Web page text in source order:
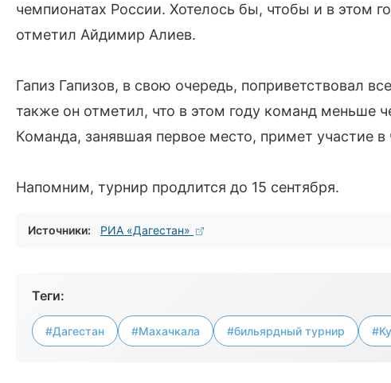
чемпионатах России. Хотелось бы, чтобы и в этом
отметил Айдимир Алиев.
Гапиз Гапизов, в свою очередь, поприветствовал
также он отметил, что в этом году команд меньше
Команда, занявшая первое место, примет участие в
Напомним, турнир продлится до 15 сентября.
Источники: РИА «Дагестан»
Теги:
#Дагестан #Махачкала #бильярдный турнир